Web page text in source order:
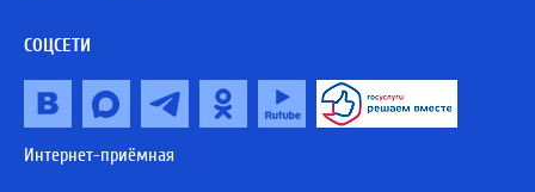
СОЦСЕТИ
Интернет-приёмная